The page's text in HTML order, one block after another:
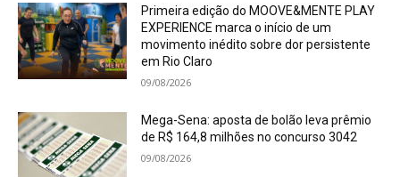
Primeira edição do MOOVE&MENTE PLAY
EXPERIENCE marca o início de um
movimento inédito sobre dor persistente
em Rio Claro
09/08/2026
Mega-Sena: aposta de bolão leva prêmio
de R$ 164,8 milhões no concurso 3042
09/08/2026